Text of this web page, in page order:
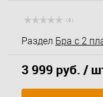
( 0 )
Раздел Бра с 2
3 999 руб. /